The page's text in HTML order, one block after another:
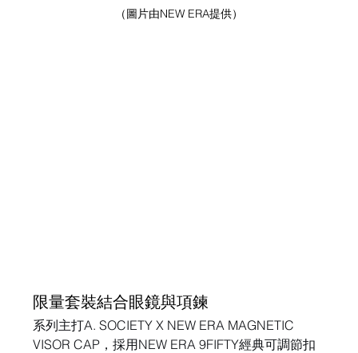
（圖片由NEW ERA提供）
限量套裝結合眼鏡與項鍊
系列主打A. SOCIETY X NEW ERA MAGNETIC
VISOR CAP，採用NEW ERA 9FIFTY經典可調節扣